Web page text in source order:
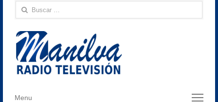
Buscar:
Menu
Menu